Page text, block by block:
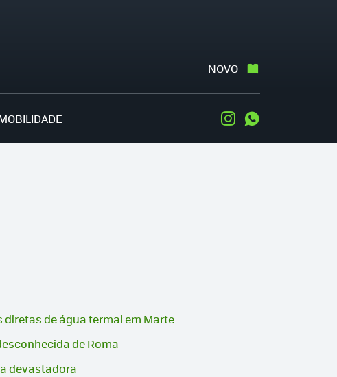
NOVO
Instagram
de água termal em Marte
de Roma
devastadora